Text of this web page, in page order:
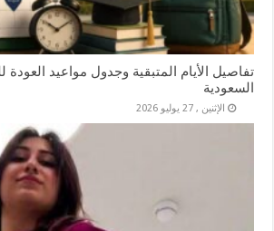
تفاصيل الأيام المتبقية وجدول مواعيد
السعودية
الإثنين , 27 يوليو 2026